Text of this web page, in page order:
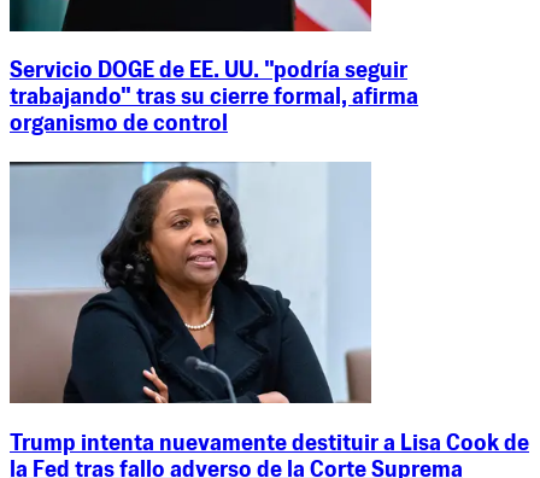
Servicio DOGE de EE. UU. "podría seguir
trabajando" tras su cierre formal, afirma
organismo de control
Trump intenta nuevamente destituir a Lisa Cook de
la Fed tras fallo adverso de la Corte Suprema